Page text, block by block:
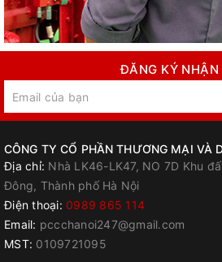
ĐĂNG KÝ NHẬN
CÔNG TY CỔ PHẦN THƯƠNG MẠI VÀ
Địa chỉ: Nhà LK46-LK47, NO 7D Khu
Đông, Thành phố Hà Nội
Điện thoại: 0989 865 114
Email: pccchanoi247@gmail.com
MST: 0109721095